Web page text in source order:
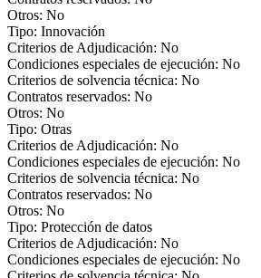
Otros: No
Tipo: Innovación
Criterios de Adjudicación: No
Condiciones especiales de ejecución: No
Criterios de solvencia técnica: No
Contratos reservados: No
Otros: No
Tipo: Otras
Criterios de Adjudicación: No
Condiciones especiales de ejecución: No
Criterios de solvencia técnica: No
Contratos reservados: No
Otros: No
Tipo: Protección de datos
Criterios de Adjudicación: No
Condiciones especiales de ejecución: No